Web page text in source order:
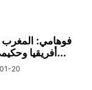
فوهامي: المغرب
أفريقيا وحكيمي ودياز ومزراوي أبرز...
20